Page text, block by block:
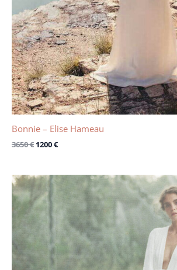
Bonnie – Elise Hameau
3650€ 1200€
Le
initial
était :
3400 €.
actuel
est :
1900 €.